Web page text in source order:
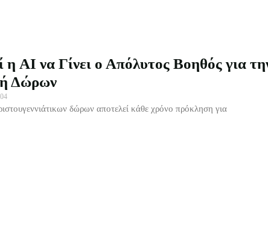
η AI να Γίνει ο Απόλυτος Βοηθός για
Δώρων
δώρων αποτελεί κάθε χρόνο πρόκληση για